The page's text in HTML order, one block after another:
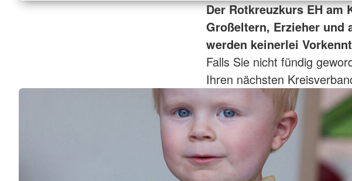
Der Rotkreuzkurs EH am
Großeltern, Erzieher und
werden keinerlei
Falls Sie nicht fündig
Ihren nächsten